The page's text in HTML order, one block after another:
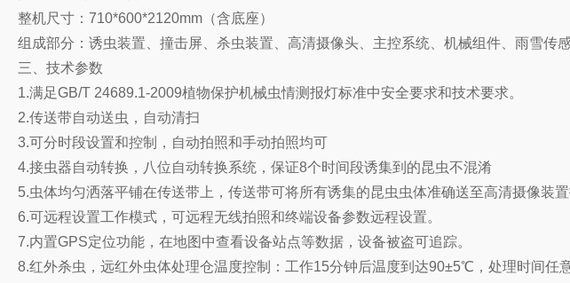
整机尺寸：710*600*2120mm（含底座）
组成部分：诱虫装置、撞击屏、杀虫装置、高清摄像头、主控系统、机械组件、雨雪传
三、技术参数
1.满足GB/T 24689.1-2009植物保护机械虫情测报灯标准中安全要求和技术要求。
2.传送带自动送虫，自动清扫
3.可分时段设置和控制，自动拍照和手动拍照均可
4.接虫器自动转换，八位自动转换系统，保证8个时间段诱集到的昆虫不混淆
5.虫体均匀洒落平铺在传送带上，传送带可将所有诱集的昆虫虫体准确送至高清摄像装
6.可远程设置工作模式，可远程无线拍照和终端设备参数远程设置。
7.内置GPS定位功能，在地图中查看设备站点等数据，设备被盗可追踪。
8.红外杀虫，远红外虫体处理仓温度控制：工作15分钟后温度到达90±5℃，处理时间任意